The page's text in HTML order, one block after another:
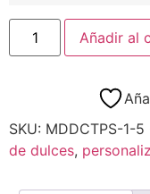
Añadir al
SKU: MDDCTPS-1-5
de dulces,